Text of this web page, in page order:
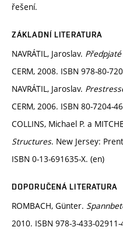
řešení.
ZÁKLADNÍ LITERATURA
NAVRÁTIL, Jaroslav.
CERM, 2008. ISBN 978-80-
NAVRÁTIL, Jaroslav.
CERM, 2006. ISBN 80-7204-
COLLINS, Michael P. a
Structures. New Jersey:
ISBN 0-13-691635-X. (en)
DOPORUČENÁ LITERATURA
ROMBACH, Günter.
2010. ISBN 978-3-433-02911-